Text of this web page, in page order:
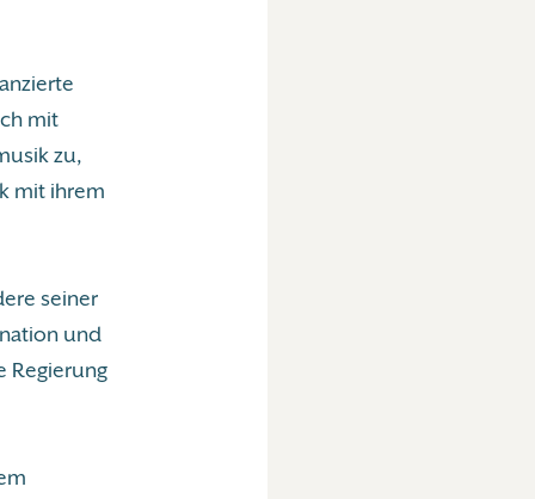
mit
zu,
mit ihrem
seiner
und
Regierung